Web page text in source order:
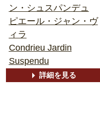
ン・シュスパンデュ
ピエール・ジャン・ヴ
ィラ
Condrieu Jardin
Suspendu
詳細を見る